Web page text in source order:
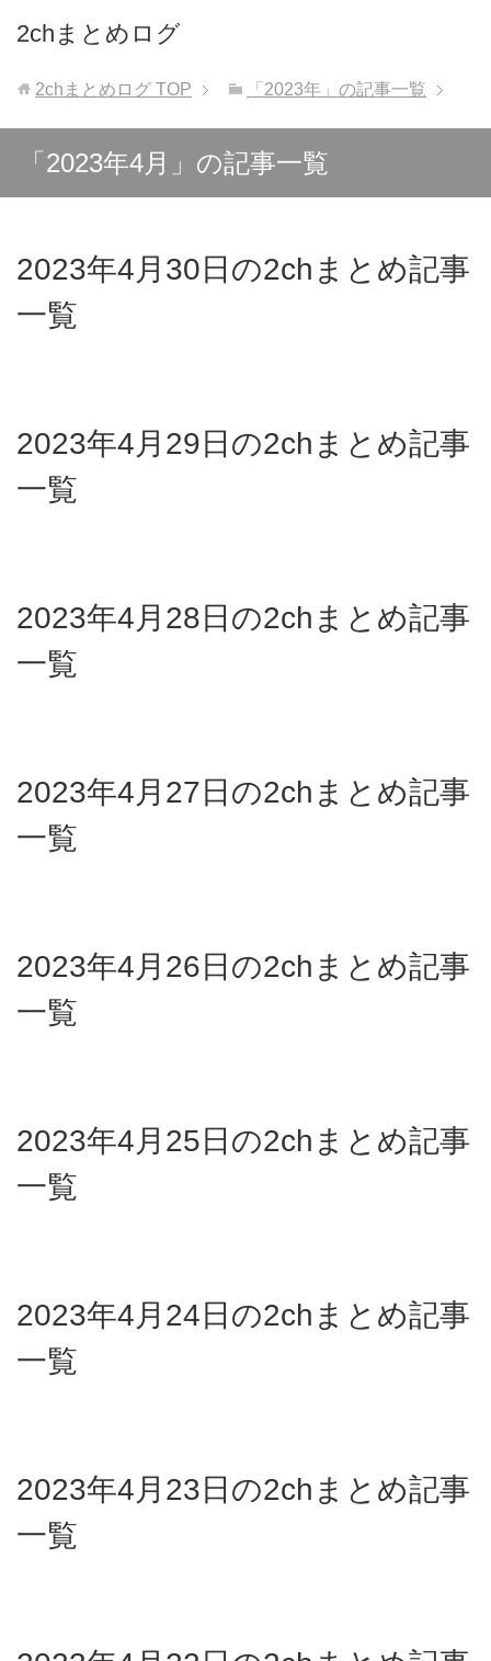
2chまとめログ
2chまとめログ TOP 「2023年」の記事一覧
「2023年4月」の記事一覧
2023年4月30日の2chまとめ記事
一覧
2023年4月29日の2chまとめ記事
一覧
2023年4月28日の2chまとめ記事
一覧
2023年4月27日の2chまとめ記事
一覧
2023年4月26日の2chまとめ記事
一覧
2023年4月25日の2chまとめ記事
一覧
2023年4月24日の2chまとめ記事
一覧
2023年4月23日の2chまとめ記事
一覧